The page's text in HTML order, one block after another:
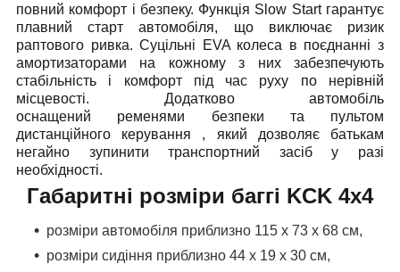
повний комфорт і безпеку. Функція Slow Start гарантує
плавний старт автомобіля, що виключає ризик
раптового ривка. Суцільні EVA колеса в поєднанні з
амортизаторами на кожному з них забезпечують
стабільність і комфорт під час руху по нерівній
місцевості. Додатково автомобіль
оснащений ременями безпеки та пультом
дистанційного керування , який дозволяє батькам
негайно зупинити транспортний засіб у разі
необхідності.
Габаритні розміри баггі KCK 4x4
розміри автомобіля приблизно 115 x 73 x 68 см,
розміри сидіння приблизно 44 x 19 x 30 см,